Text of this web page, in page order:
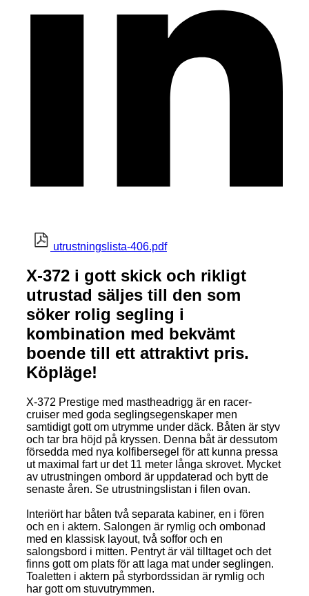
utrustningslista-406.pdf
X-372 i gott skick och rikligt
utrustad säljes till den som
söker rolig segling i
kombination med bekvämt
boende till ett attraktivt pris.
Köpläge!
X-372 Prestige med mastheadrigg är en racer-
cruiser med goda seglingsegenskaper men
samtidigt gott om utrymme under däck. Båten är styv
och tar bra höjd på kryssen. Denna båt är dessutom
försedda med nya kolfibersegel för att kunna pressa
ut maximal fart ur det 11 meter långa skrovet. Mycket
av utrustningen ombord är uppdaterad och bytt de
senaste åren. Se utrustningslistan i filen ovan.
Interiört har båten två separata kabiner, en i fören
och en i aktern. Salongen är rymlig och ombonad
med en klassisk layout, två soffor och en
salongsbord i mitten. Pentryt är väl tilltaget och det
finns gott om plats för att laga mat under seglingen.
Toaletten i aktern på styrbordssidan är rymlig och
har gott om stuvutrymmen.